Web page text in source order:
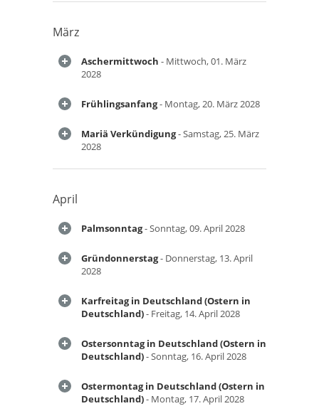
März
Aschermittwoch - Mittwoch, 01. März
2028
Frühlingsanfang- Montag, 20. März 2028
Mariä Verkündigung- Samstag, 25. März
2028
April
Palmsonntag- Sonntag, 09. April 2028
Gründonnerstag- Donnerstag, 13. April
2028
Karfreitag in Deutschland (Ostern in
Deutschland)- Freitag, 14. April 2028
Ostersonntag in Deutschland (Ostern in
Deutschland)- Sonntag, 16. April 2028
Ostermontag in Deutschland (Ostern in
Deutschland)- Montag, 17. April 2028